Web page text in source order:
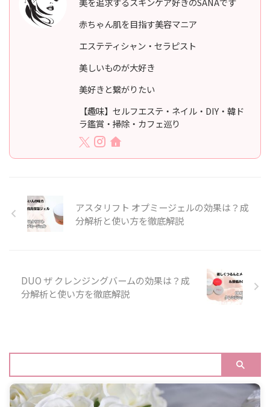
赤ちゃん肌を目指す美容マニア
エステティシャン・セラピスト
美しいものが大好き
美好きと繋がりたい
【趣味】セルフエステ・ネイル・DIY・韓ド
ラ鑑賞・掃除・カフェ巡り
アスタリフト オプミージェルの効果は？成
分解析と使い方を徹底解説
DUO ザ クレンジングバームの効果は？成
分解析と使い方を徹底解説